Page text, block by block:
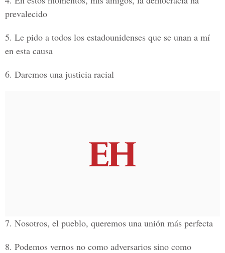
prevalecido
5. Le pido a todos los estadounidenses que se unan a mí
en esta causa
6. Daremos una justicia racial
7. Nosotros, el pueblo, queremos una unión más perfecta
8. Podemos vernos no como adversarios sino como